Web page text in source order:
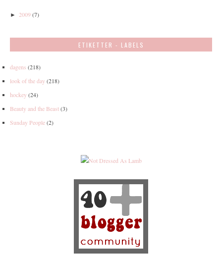
► 2009(7)
ETIKETTER - LABELS
dagens (218)
look of the day(218)
hockey(24)
Beauty and the Beast(3)
Sunday People(2)